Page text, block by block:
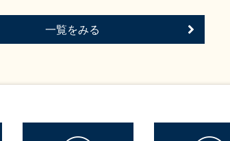
一覧をみる